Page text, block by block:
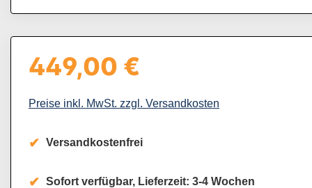
Regulärer Preis:
449,00 €
Preise inkl. MwSt. zzgl. Versandkosten
Versandkostenfrei
Sofort verfügbar, Lieferzeit: 3-4 Wochen